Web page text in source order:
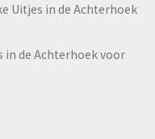
Uitjes in de Achterhoek
in de Achterhoek voor